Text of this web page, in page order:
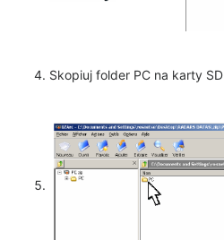
Skopiuj folder PC na karty SD